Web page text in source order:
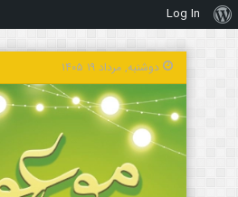
درباره
وردپرس
Log In
دوشنبه, مرداد ۱۹ ۱۴۰۵